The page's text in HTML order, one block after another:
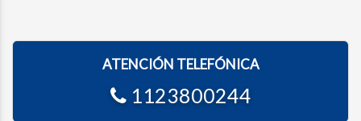
ATENCIÓN TELEFÓNICA
1123800244